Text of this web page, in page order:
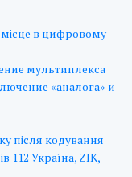
місце в цифровому
мультиплекса
«аналога» и
після кодування
112 Україна, ZIK,